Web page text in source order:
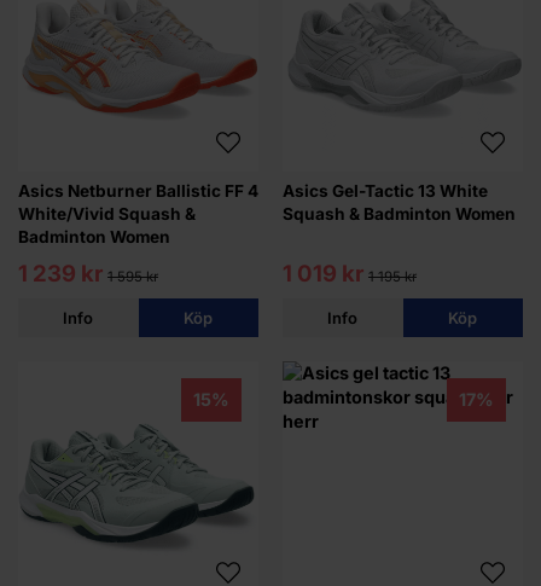
Asics Netburner Ballistic FF 4
White/Vivid Squash &
Badminton Women
1 239 kr 1 595 kr
Info Köp
Asics Gel-Tactic 13 White
Squash & Badminton Women
1 019 kr 1 195 kr
Info Köp
15% 17%